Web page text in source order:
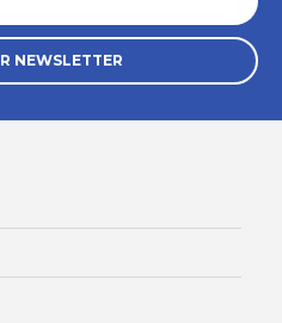
NEWSLETTER